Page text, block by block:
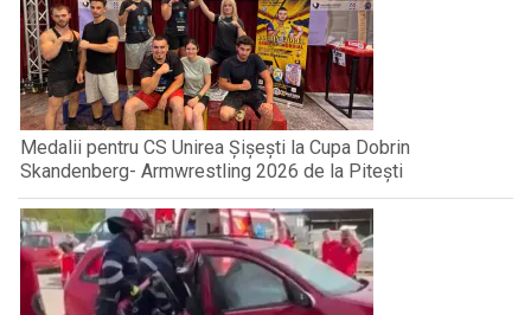
Medalii pentru CS Unirea Șișești la Cupa Dobrin
Skandenberg- Armwrestling 2026 de la Pitești